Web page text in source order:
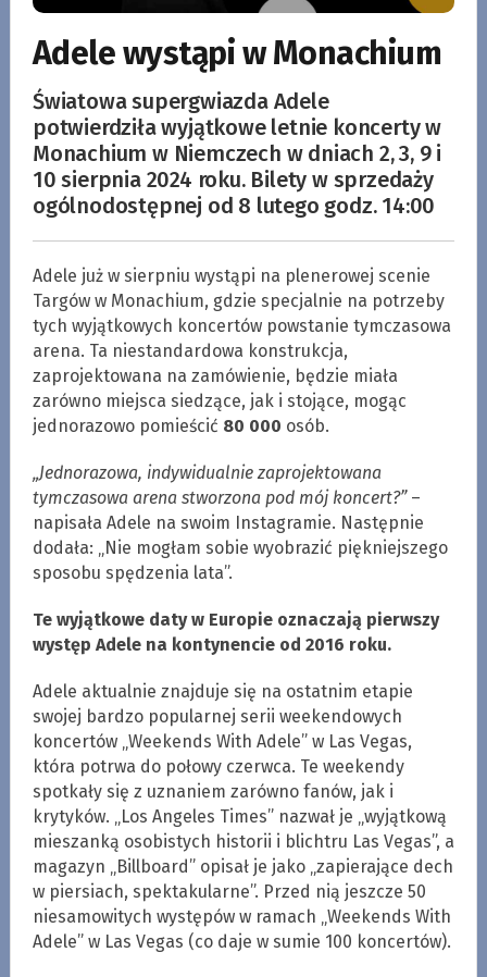
Adele wystąpi w Monachium
Światowa supergwiazda Adele
potwierdziła wyjątkowe letnie koncerty w
Monachium w Niemczech w dniach 2, 3, 9 i
10 sierpnia 2024 roku. Bilety w sprzedaży
ogólnodostępnej od 8 lutego godz. 14:00
Adele już w sierpniu wystąpi na plenerowej scenie
Targów w Monachium, gdzie specjalnie na potrzeby
tych wyjątkowych koncertów powstanie tymczasowa
arena. Ta niestandardowa konstrukcja,
zaprojektowana na zamówienie, będzie miała
zarówno miejsca siedzące, jak i stojące, mogąc
jednorazowo pomieścić 80 000 osób.
„Jednorazowa, indywidualnie zaprojektowana
tymczasowa arena stworzona pod mój koncert?”–
napisała Adele na swoim Instagramie. Następnie
dodała: „Nie mogłam sobie wyobrazić piękniejszego
sposobu spędzenia lata”.
Te wyjątkowe daty w Europie oznaczają pierwszy
występ Adele na kontynencie od 2016 roku.
Adele aktualnie znajduje się na ostatnim etapie
swojej bardzo popularnej serii weekendowych
koncertów „Weekends With Adele” w Las Vegas,
która potrwa do połowy czerwca. Te weekendy
spotkały się z uznaniem zarówno fanów, jak i
krytyków. „Los Angeles Times” nazwał je „wyjątkową
mieszanką osobistych historii i blichtru Las Vegas”, a
magazyn „Billboard” opisał je jako „zapierające dech
w piersiach, spektakularne”. Przed nią jeszcze 50
niesamowitych występów w ramach „Weekends With
Adele” w Las Vegas (co daje w sumie 100 koncertów).